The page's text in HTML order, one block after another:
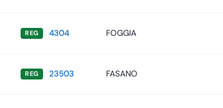
REG 4304 FOGGIA
REG 23503 FASANO